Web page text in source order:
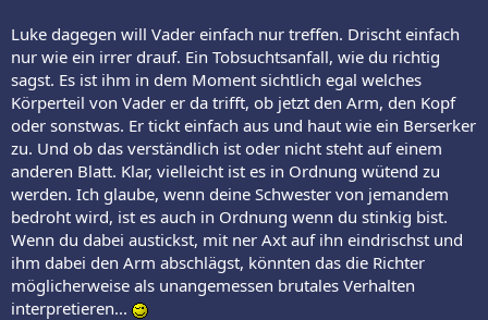
Luke dagegen will Vader einfach nur treffen. Drischt einfach
nur wie ein irrer drauf. Ein Tobsuchtsanfall, wie du richtig
sagst. Es ist ihm in dem Moment sichtlich egal welches
Körperteil von Vader er da trifft, ob jetzt den Arm, den Kopf
oder sonstwas. Er tickt einfach aus und haut wie ein Berserker
zu. Und ob das verständlich ist oder nicht steht auf einem
anderen Blatt. Klar, vielleicht ist es in Ordnung wütend zu
werden. Ich glaube, wenn deine Schwester von jemandem
bedroht wird, ist es auch in Ordnung wenn du stinkig bist.
Wenn du dabei austickst, mit ner Axt auf ihn eindrischst und
ihm dabei den Arm abschlägst, könnten das die Richter
möglicherweise als unangemessen brutales Verhalten
interpretieren...